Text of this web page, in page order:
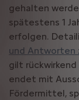
gehalten
spätestens 1
erfolgen.
und Antworten
gilt rückwirkend
endet mit
Fördermittel,